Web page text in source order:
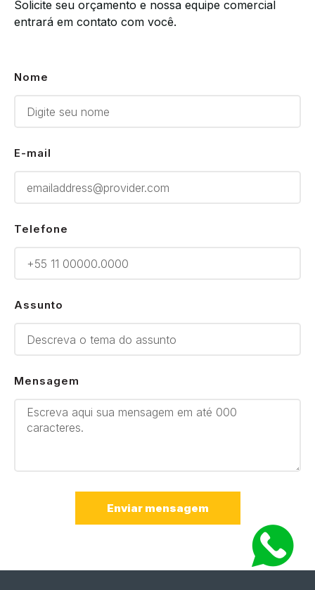
Solicite seu orçamento e nossa equipe comercial
entrará em contato com você.
Nome
E-mail
Telefone
Assunto
Mensagem
Enviar mensagem